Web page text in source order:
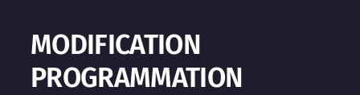
MODIFICATION
PROGRAMMATION